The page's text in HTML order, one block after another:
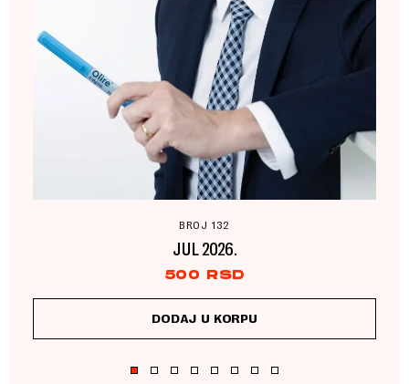
BROJ 132
JUL 2026.
500 RSD
DODAJ U KORPU